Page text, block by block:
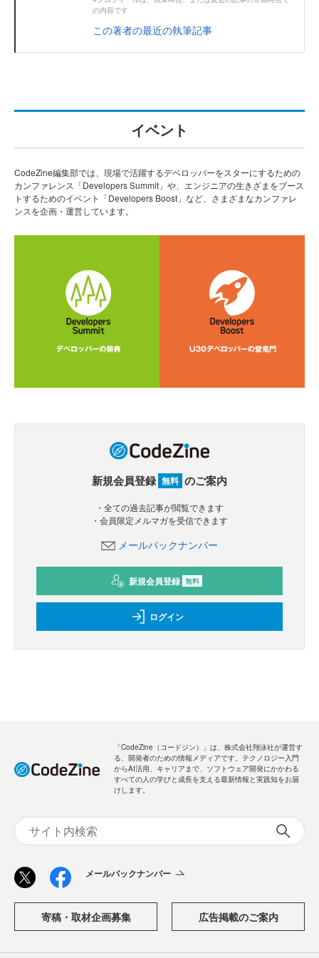
の内容です
この著者の最近の執筆記事
イベント
CodeZine編集部では、現場で活躍するデベロッパーをスターにするための
カンファレンス「Developers Summit」や、エンジニアの生きざまをブース
トするためのイベント「Developers Boost」など、さまざまなカンファレ
ンスを企画・運営しています。
新規会員登録 無料 のご案内
・全ての過去記事が閲覧できます
・会員限定メルマガを受信できます
メールバックナンバー
新規会員登録 無料
ログイン
「CodeZine（コードジン）」は、株式会社翔泳社が運営す
る、開発者のための情報メディアです。テクノロジー入門
からAI活用、キャリアまで、ソフトウェア開発にかかわる
すべての人の学びと成長を支える最新情報と実践知をお届
けします。
メールバックナンバー
寄稿・取材企画募集 広告掲載のご案内